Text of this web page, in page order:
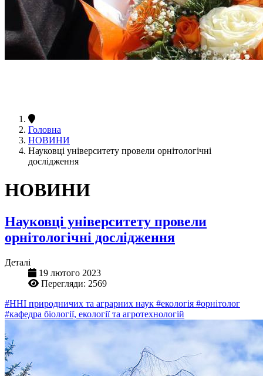
Головна
НОВИНИ
Науковці університету провели орнітологічні
дослідження
НОВИНИ
Науковці університету провели
орнітологічні дослідження
Деталі
19 лютого 2023
Перегляди: 2569
#ННІ природничих та аграрних наук #екологія #орнітолог
#кафедра біології, екології та агротехнологій